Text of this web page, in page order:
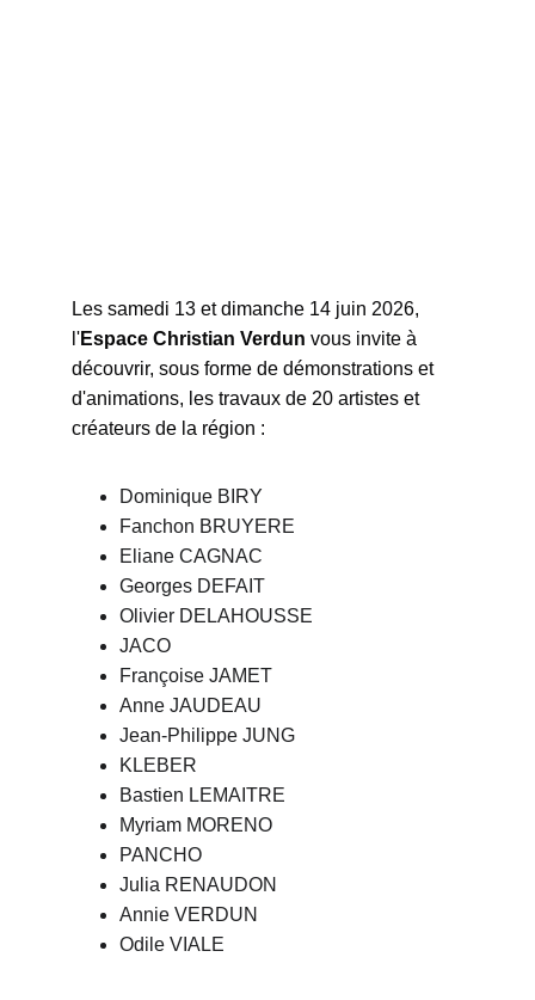
Les samedi 13 et dimanche 14 juin 2026,
l'Espace Christian Verdun vous invite à
découvrir, sous forme de démonstrations et
d'animations, les travaux de 20 artistes et
créateurs de la région :
Dominique BIRY
Fanchon BRUYERE
Eliane CAGNAC
Georges DEFAIT
Olivier DELAHOUSSE
JACO
Françoise JAMET
Anne JAUDEAU
Jean-Philippe JUNG
KLEBER
Bastien LEMAITRE
Myriam MORENO
PANCHO
Julia RENAUDON
Annie VERDUN
Odile VIALE